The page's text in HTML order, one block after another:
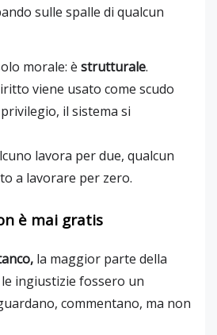
sulle spalle di qualcun
morale: è strutturale.
viene usato come scudo
il sistema si
lavora per due, qualcun
a lavorare per zero.
è mai gratis
la maggior parte della
ingiustizie fossero un
commentano, ma non